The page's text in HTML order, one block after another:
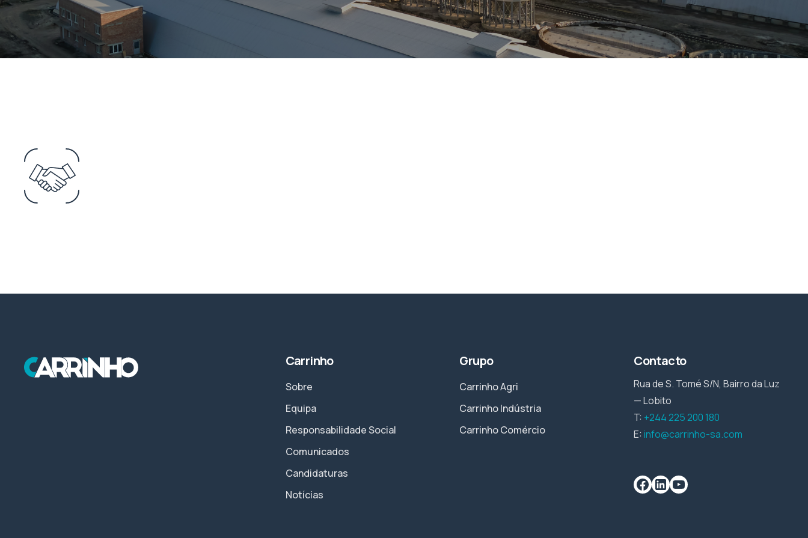
Carrinho
Sobre
Equipa
Responsabilidade Social
Comunicados
Candidaturas
Notícias
Grupo
Carrinho Agri
Carrinho Indústria
Carrinho Comércio
Contacto
Rua de S. Tomé S/N, Bairro da Luz
— Lobito
T: +244 225 200 180
E:info@carrinho-sa.com